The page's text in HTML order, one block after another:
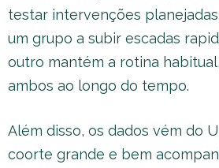
testar intervenções
um grupo a subir escadas
outro mantém a rotina
ambos ao longo do tempo.
Além disso, os dados vém do
coorte grande e bem